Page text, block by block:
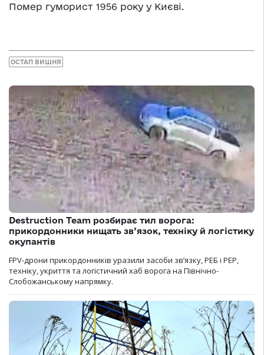
Помер гуморист 1956 року у Києві.
ОСТАП ВИШНЯ
Destruction Team розбирає тил ворога:
прикордонники нищать зв’язок, техніку й логістику
окупантів
FPV-дрони прикордонників уразили засоби зв’язку, РЕБ і РЕР,
техніку, укриття та логістичний хаб ворога на Північно-
Слобожанському напрямку.